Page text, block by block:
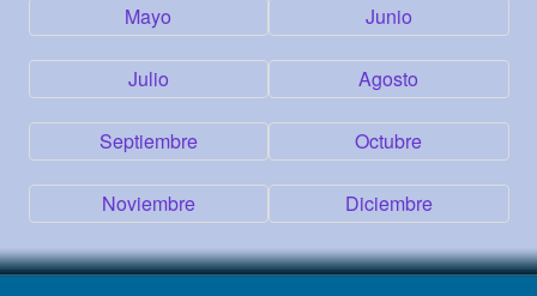
Mayo Junio
Julio Agosto
Septiembre Octubre
Noviembre Diciembre